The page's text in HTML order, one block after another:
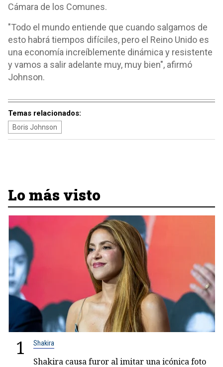
Cámara de los Comunes.
"Todo el mundo entiende que cuando salgamos de
esto habrá tiempos difíciles, pero el Reino Unido es
una economía increíblemente dinámica y resistente
y vamos a salir adelante muy, muy bien", afirmó
Johnson.
Temas relacionados:
Boris Johnson
Lo más visto
1 Shakira
Shakira causa furor al imitar una icónica foto